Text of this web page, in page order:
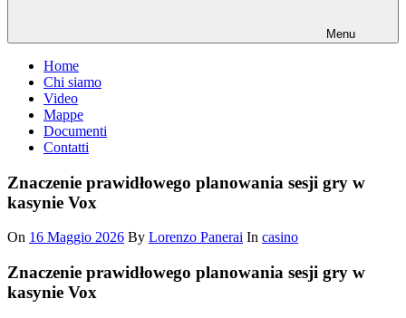
Menu
Home
Chi siamo
Video
Mappe
Documenti
Contatti
Znaczenie prawidłowego planowania sesji gry w
kasynie Vox
On 16 Maggio 2026 By Lorenzo Panerai In casino
Znaczenie prawidłowego planowania sesji gry w
kasynie Vox